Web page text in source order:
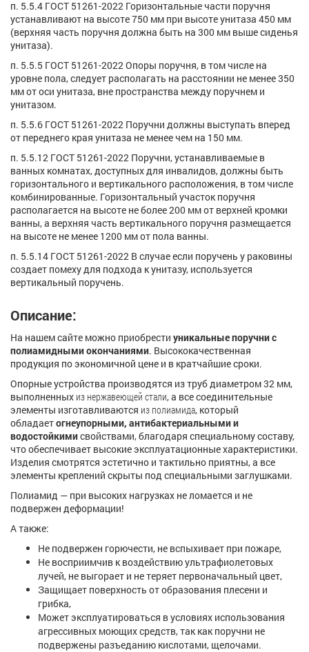
п. 5.5.4 ГОСТ 51261-2022 Горизонтальные части поручня
устанавливают на высоте 750 мм при высоте унитаза 450 мм
(верхняя часть поручня должна быть на 300 мм выше сиденья
унитаза).
п. 5.5.5 ГОСТ 51261-2022 Опоры поручня, в том числе на
уровне пола, следует располагать на расстоянии не менее 350
мм от оси унитаза, вне пространства между поручнем и
унитазом.
п. 5.5.6 ГОСТ 51261-2022 Поручни должны выступать вперед
от переднего края унитаза не менее чем на 150 мм.
п. 5.5.12 ГОСТ 51261-2022 Поручни, устанавливаемые в
ванных комнатах, доступных для инвалидов, должны быть
горизонтального и вертикального расположения, в том числе
комбинированные. Горизонтальный участок поручня
располагается на высоте не более 200 мм от верхней кромки
ванны, а верхняя часть вертикального поручня размещается
на высоте не менее 1200 мм от пола ванны.
п. 5.5.14 ГОСТ 51261-2022 В случае если поручень у раковины
создает помеху для подхода к унитазу, используется
вертикальный поручень.
Описание:
На нашем сайте можно приобрести уникальныепоручни с
полиамидными окончаниями. Высококачественная
продукция по экономичной цене и в кратчайшие сроки.
Опорные устройства производятся из труб диаметром 32 мм,
выполненных из нержавеющей стали, а все соединительные
элементы изготавливаются из полиамида, который
обладаетогнеупорными, антибактериальными и
водостойкимисвойствами, благодаря специальному составу,
что обеспечивает высокие эксплуатационные характеристики.
Изделия смотрятся эстетично и тактильно приятны, а все
элементы креплений скрыты под специальными заглушками.
Полиамид — при высоких нагрузках не ломается и не
подвержен деформации!
А также:
Не подвержен горючести, не вспыхивает при пожаре,
Не восприимчив к воздействию ультрафиолетовых
лучей, не выгорает и не теряет первоначальный цвет,
Защищает поверхность от образования плесени и
грибка,
Может эксплуатироваться в условиях использования
агрессивных моющих средств, так как поручни не
подвержены разъеданию кислотами, щелочами.